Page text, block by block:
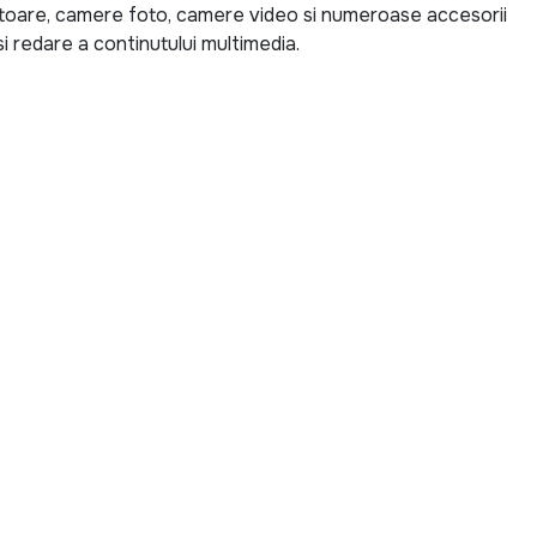
camere foto, camere video si numeroase accesorii
a continutului multimedia.